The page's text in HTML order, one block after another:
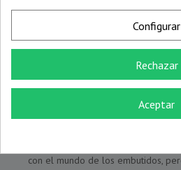
maceración y el tiempo que
penetran en la carne aportándole
nuestro salchichón artesanal. Y por
obtenida también valdrá para
Lista la mezcla y conseguimos el
con el mundo de los embutidos,
Configurar
Rechazar
Aceptar